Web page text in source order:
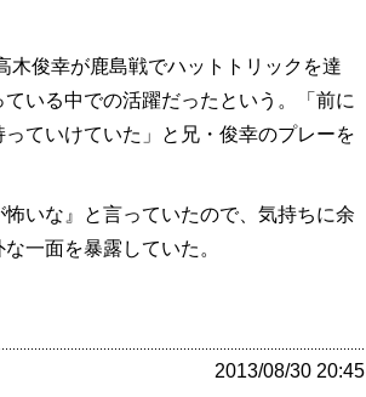
俊幸が鹿島戦でハットトリックを達
いる中での活躍だったという。「前に
ていけていた」と兄・俊幸のプレーを
いな』と言っていたので、気持ちに余
一面を暴露していた。
2013/08/30 20:45